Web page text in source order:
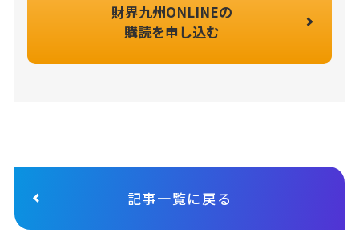
財界九州ONLINEの
購読を申し込む
記事一覧に戻る